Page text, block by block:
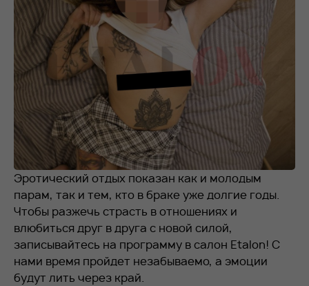
+7 912 076-93-01
Эротический отдых показан как и молодым
парам, так и тем, кто в браке уже долгие годы.
Чтобы разжечь страсть в отношениях и
влюбиться друг в друга с новой силой,
записывайтесь на программу в салон Etalon! С
нами время пройдет незабываемо, а эмоции
будут лить через край.